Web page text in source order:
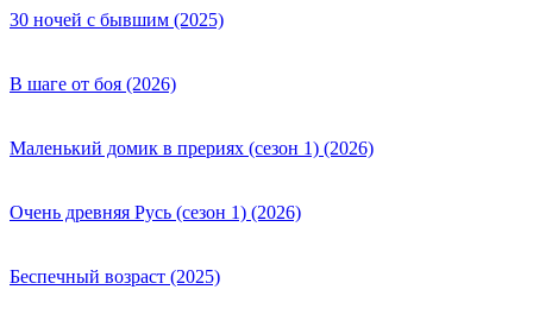
30 ночей с бывшим (2025)
В шаге от боя (2026)
Маленький домик в прериях (сезон 1) (2026)
Очень древняя Русь (сезон 1) (2026)
Беспечный возраст (2025)